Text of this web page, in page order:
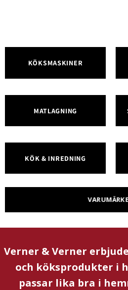
KÖKSMASKINER
MATLAGNING
KÖK & INREDNING
Verner & Verner
och köksprodukter i
passar lika bra i